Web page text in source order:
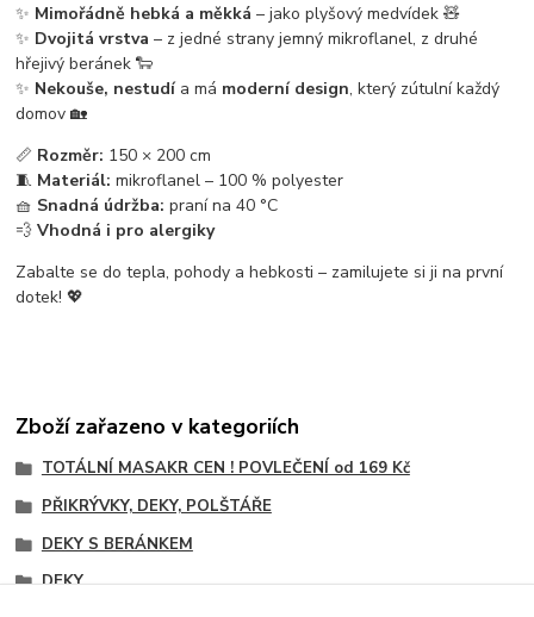
✨ Mimořádně hebká a měkká – jako plyšový medvídek 🧸
✨ Dvojitá vrstva – z jedné strany jemný mikroflanel, z druhé
hřejivý beránek 🐑
✨ Nekouše, nestudía má moderní design, který zútulní každý
domov 🏡
📏 Rozměr: 150 × 200 cm
🧵 Materiál: mikroflanel – 100 % polyester
🧺 Snadná údržba: praní na 40 °C
💨Vhodná i pro alergiky
Zabalte se do tepla, pohody a hebkosti – zamilujete si ji na první
dotek! 💖
Zboží zařazeno v kategoriích
TOTÁLNÍ MASAKR CEN ! POVLEČENÍ od 169 Kč
PŘIKRÝVKY, DEKY, POLŠTÁŘE
DEKY S BERÁNKEM
DEKY